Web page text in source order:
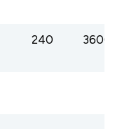
240 3600